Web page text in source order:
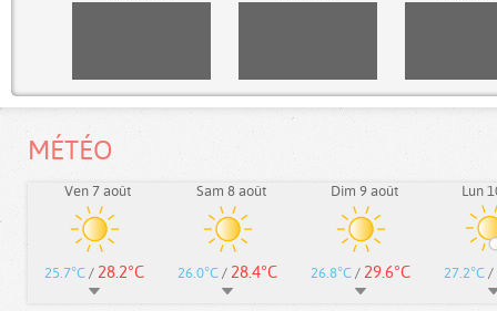
MÉTÉO
Ven 7 août
25.7°C / 28.2°C
Sam 8 août
26.0°C / 28.4°C
Dim 9 août
26.8°C / 29.6°C
Lun
27.2°C /